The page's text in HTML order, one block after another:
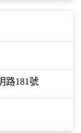
路181號